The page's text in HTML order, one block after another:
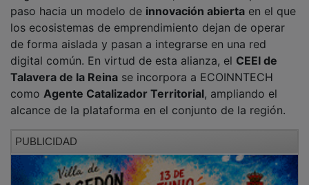
La iniciativa se articula en torno aECOINNTECH,
concebida como una herramienta que conecta talento,